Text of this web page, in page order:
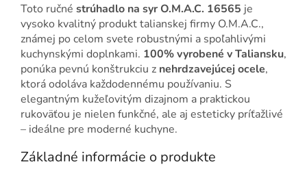
Toto ručné strúhadlo na syr O.M.A.C. 16565 je
vysoko kvalitný produkt talianskej firmy O.M.A.C.,
známej po celom svete robustnými a spoľahlivými
kuchynskými doplnkami. 100% vyrobené v Taliansku,
ponúka pevnú konštrukciu z nehrdzavejúcej ocele,
ktorá odoláva každodennému používaniu. S
elegantným kužeľovitým dizajnom a praktickou
rukoväťou je nielen funkčné, ale aj esteticky príťažlivé
– ideálne pre moderné kuchyne.
Základné informácie o produkte